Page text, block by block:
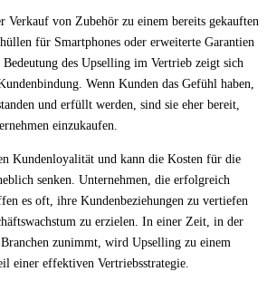
von Zubehör zu einem bereits gekauften
für Smartphones oder erweiterte Garantien
des Upselling im Vertrieb zeigt sich
Wenn Kunden das Gefühl haben,
und erfüllt werden, sind sie eher bereit,
einzukaufen.
Kundenloyalität und kann die Kosten für die
senken. Unternehmen, die erfolgreich
es oft, ihre Kundenbeziehungen zu vertiefen
zu erzielen. In einer Zeit, in der
zunimmt, wird Upselling zu einem
einer effektiven Vertriebsstrategie.